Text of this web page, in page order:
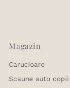
Magazin
Carucioare
Scaune auto copii